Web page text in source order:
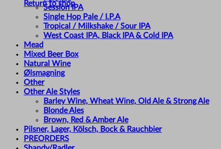
Return to shop
Session IPA
Single Hop Pale / I.P.A
Tropical / Milkshake / Sour IPA
West Coast IPA, Black IPA & Cold IPA
Mead
Mixed Beer Box
Natural Wine
Ølsmagning
Other
Other Ale Styles
Barley Wine, Wheat Wine, Old Ale & Strong Ale
Blonde Ales
Brown, Red & Amber Ale
Pilsner, Lager, Kölsch, Bock & Rauchbier
PREORDERS